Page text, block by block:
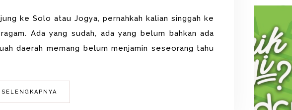
ke Solo atau Jogya, pernahkah kalian singgah ke
Ada yang sudah, ada yang belum bahkan ada
daerah memang belum menjamin seseorang tahu
SELENGKAPNYA